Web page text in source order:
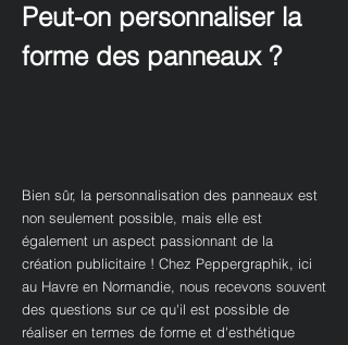
Peut-on personnaliser la
forme des panneaux ?
Bien sûr, la personnalisation des panneaux est
non seulement possible, mais elle est
également un aspect passionnant de la
création publicitaire ! Chez Peppergraphik, ici
au Havre en Normandie, nous recevons souvent
des questions sur ce qu'il est possible de
réaliser en termes de forme et d'esthétique